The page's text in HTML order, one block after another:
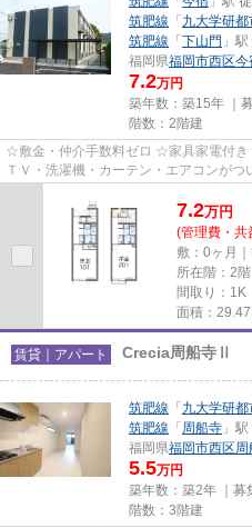
筑肥線 「 九大学研都
筑肥線 「 下山門 」
福岡県福岡市西区今
7.2万円
築年数：築15年 ｜
階数：2階建
☆敷金・仲介手数料ゼロ ☆家具家電付き
ＴＶ・洗濯機・カーテン・エアコンが
7.2万円
(管理費・共
敷：0ヶ月
所在階：2階
間取り：1K
面積：29.47
賃貸｜アパート Crecia周船寺Ⅱ
筑肥線 「 九大学研都
筑肥線 「 周船寺 」
福岡県福岡市西区周
5.5万円
築年数：築2年 ｜募
階数：3階建